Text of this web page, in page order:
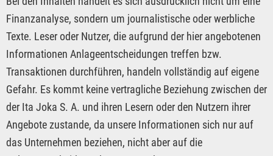
Finanzanalyse, sondern um journalistische oder werbliche
Texte. Leser oder Nutzer, die aufgrund der hier angebotenen
Informationen Anlageentscheidungen treffen bzw.
Transaktionen durchführen, handeln vollständig auf eigene
Gefahr. Es kommt keine vertragliche Beziehung zwischen der
der Ita Joka S. A. und ihren Lesern oder den Nutzern ihrer
Angebote zustande, da unsere Informationen sich nur auf
das Unternehmen beziehen, nicht aber auf die